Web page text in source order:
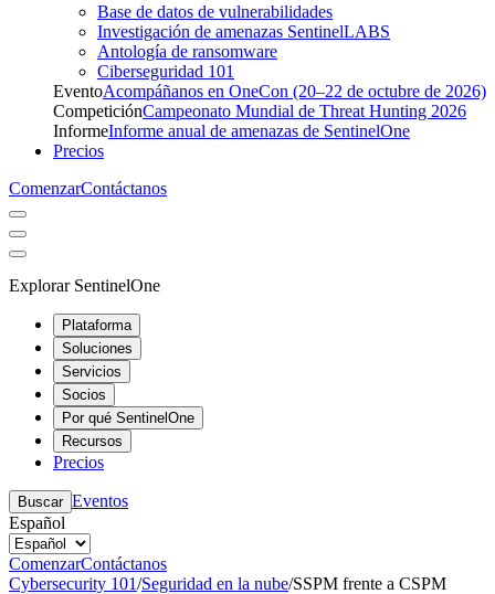
Base de datos de vulnerabilidades
Investigación de amenazas SentinelLABS
Antología de ransomware
Ciberseguridad 101
EventoAcompáñanos en OneCon (20–22 de octubre de 2026)
CompeticiónCampeonato Mundial de Threat Hunting 2026
InformeInforme anual de amenazas de SentinelOne
Precios
ComenzarContáctanos
Explorar SentinelOne
Plataforma
Soluciones
Servicios
Socios
Por qué SentinelOne
Recursos
Precios
Buscar Eventos
Español
ComenzarContáctanos
Cybersecurity 101/Seguridad en la nube/SSPM frente a CSPM